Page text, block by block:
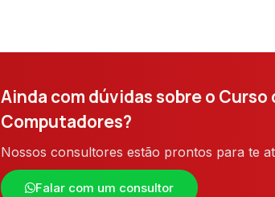
Ainda com dúvidas sobre o Curso
Computadores?
Nossos consultores estão prontos para te
Falar com um consultor